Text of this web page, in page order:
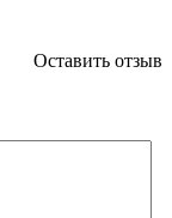
Оставить отзыв